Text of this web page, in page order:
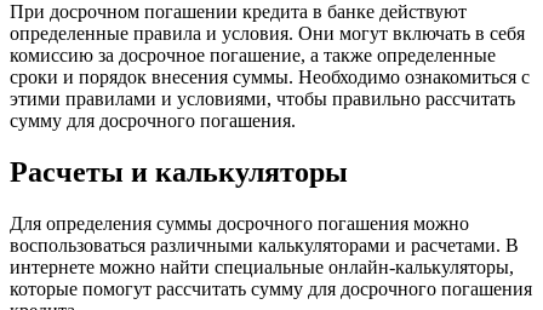
При досрочном погашении кредита в банке действуют
определенные правила и условия. Они могут включать в себя
комиссию за досрочное погашение, а также определенные
сроки и порядок внесения суммы. Необходимо ознакомиться с
этими правилами и условиями, чтобы правильно рассчитать
сумму для досрочного погашения.
Расчеты и калькуляторы
Для определения суммы досрочного погашения можно
воспользоваться различными калькуляторами и расчетами. В
интернете можно найти специальные онлайн-калькуляторы,
которые помогут рассчитать сумму для досрочного погашения